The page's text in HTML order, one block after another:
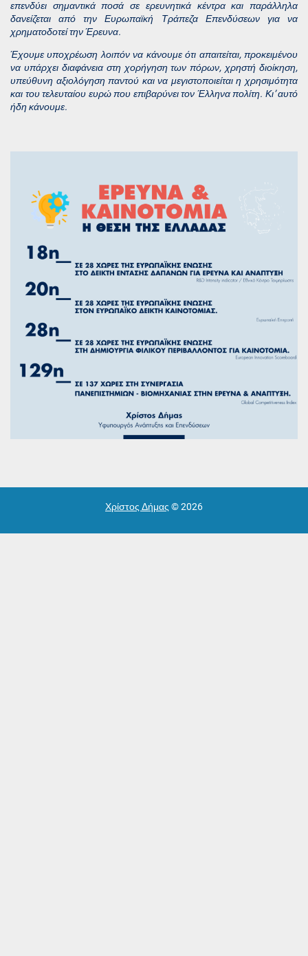
επενδύει σημαντικά ποσά σε ερευνητικά κέντρα και παράλληλα
δανείζεται από την Ευρωπαϊκή Τράπεζα Επενδύσεων για να
χρηματοδοτεί την Έρευνα.
Έχουμε υποχρέωση λοιπόν να κάνουμε ότι απαιτείται, προκειμένου
να υπάρχει διαφάνεια στη χορήγηση των πόρων, χρηστή διοίκηση,
υπεύθυνη αξιολόγηση παντού και να μεγιστοποιείται η χρησιμότητα
και του τελευταίου ευρώ που επιβαρύνει τον Έλληνα πολίτη. Κι’ αυτό
ήδη κάνουμε.
Χρίστος Δήμας © 2026